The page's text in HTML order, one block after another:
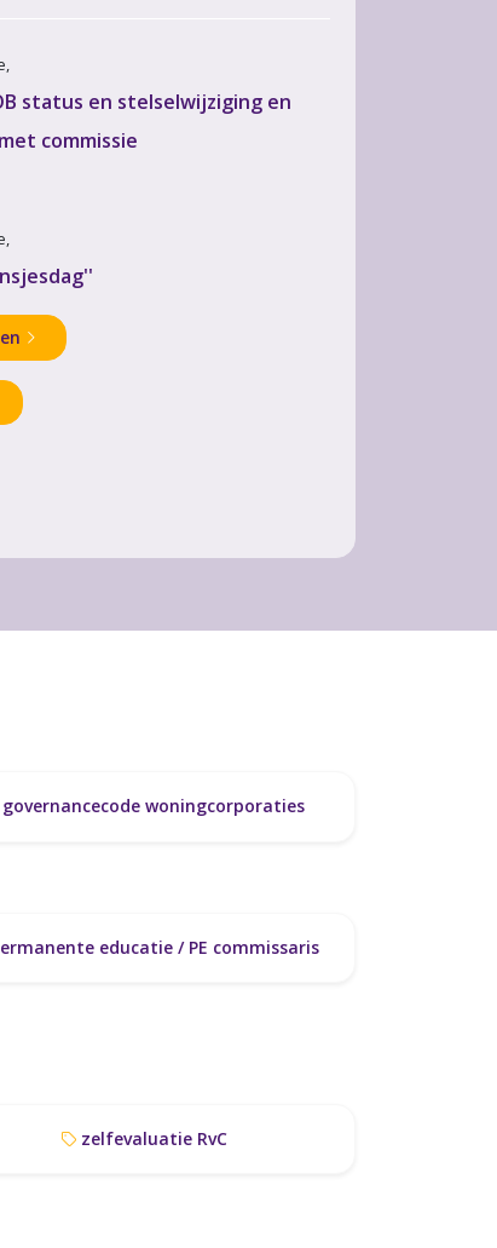
status en stelselwijziging en
commissie
governancecode woningcorporaties
educatie / PE commissaris
zelfevaluatie RvC